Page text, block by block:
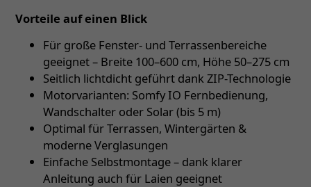
Vorteile auf einen Blick
Für große Fenster- und Terrassenbereiche
geeignet – Breite 100–600 cm, Höhe 50–275 cm
Seitlich lichtdicht geführt dank ZIP-Technologie
Motorvarianten: Somfy IO Fernbedienung,
Wandschalter oder Solar (bis 5 m)
Optimal für Terrassen, Wintergärten &
moderne Verglasungen
Einfache Selbstmontage – dank klarer
Anleitung auch für Laien geeignet